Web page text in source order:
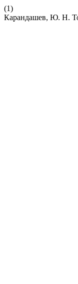
(1)
Карандашев, Ю. Н.